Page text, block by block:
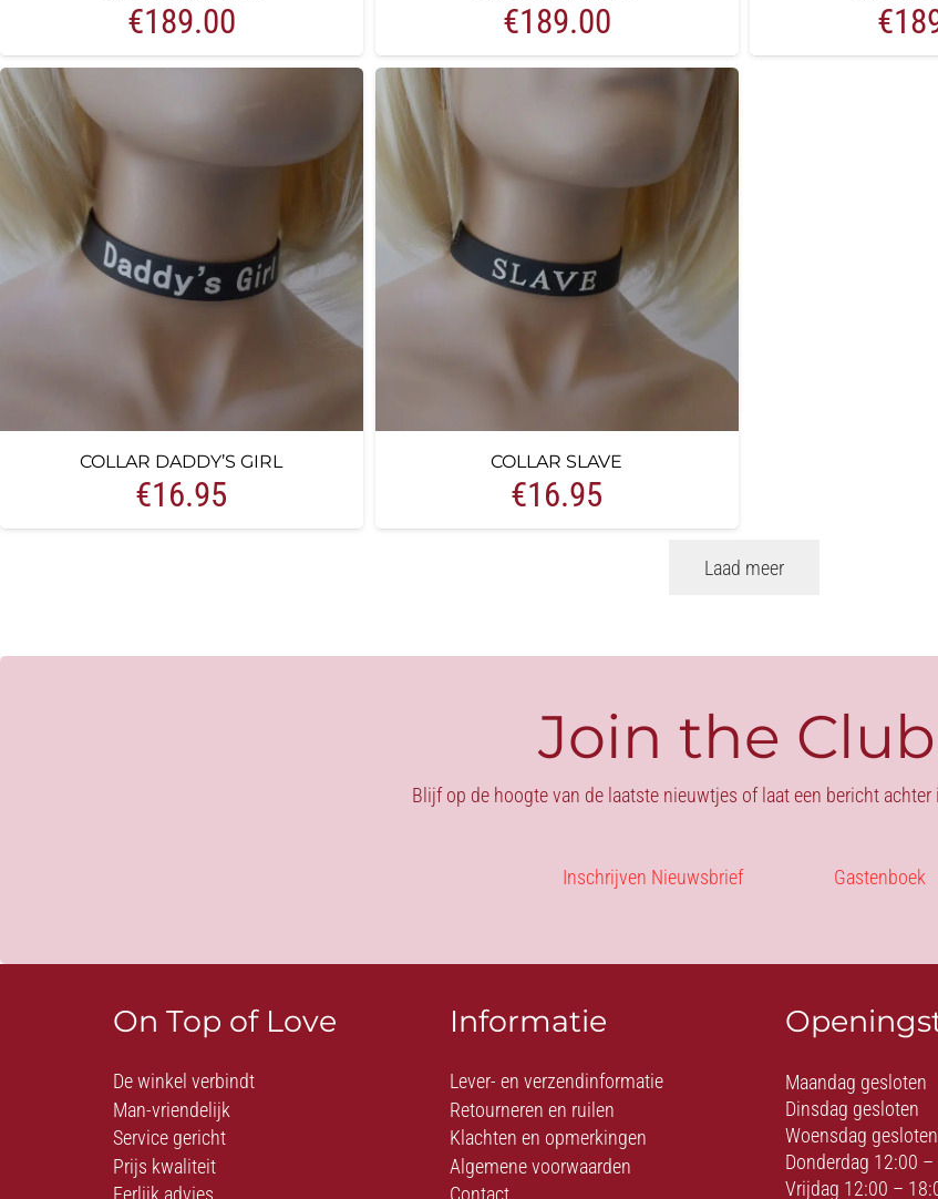
€189.00 €189.00 €
COLLAR DADDY’S GIRL
€16.95
COLLAR SLAVE
€16.95
Laad meer
Join the
Blijf op de hoogte van de laatste nieuwtjes of laat een bericht
Inschrijven Nieuwsbrief Gastenboek
On Top of Love
De winkel verbindt
Man-vriendelijk
Service gericht
Prijs kwaliteit
Informatie
Lever- en verzendinformatie
Retourneren en ruilen
Klachten en opmerkingen
Algemene voorwaarden
Maandag gesloten
Dinsdag gesloten
Woensdag gesloten
Donderdag 12:00
Vrijdag 12:00 –